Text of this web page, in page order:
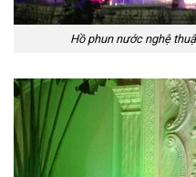
Hồ phun nước nghệ